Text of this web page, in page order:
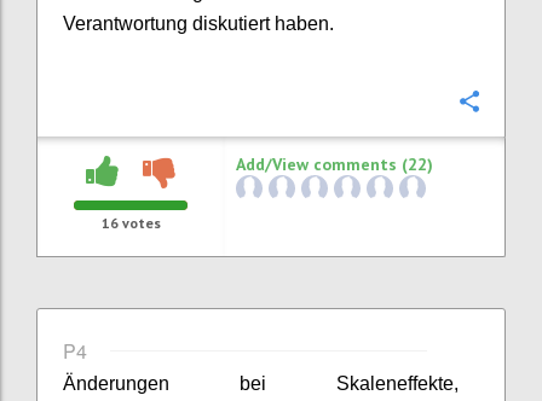
Verantwortung diskutiert haben.
16votes
Add/View comments (22)
P4
Änderungen bei Skaleneffekte,